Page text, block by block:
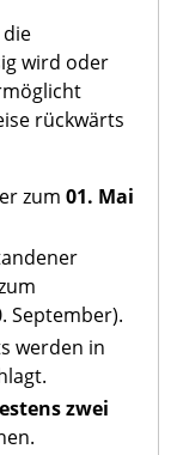
wird oder
rückwärts
zum 01. Mai
September).
werden in
zwei